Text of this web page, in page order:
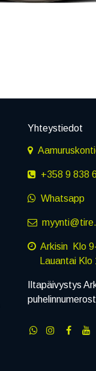
Yhteystiedot
+358 9 838
Whatsapp
Arkisin Klo
Lauantai Klo
Iltapäivystys